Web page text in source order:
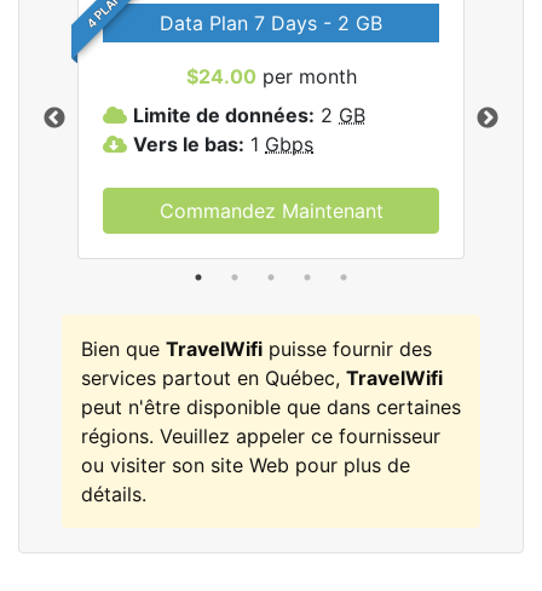
Data Plan 7 Days - 2 GB
$24.00 per month
Limite de données: 2 GB
Vers le bas: 1 Gbps
Commandez Maintenant
Bien que TravelWifi puisse fournir des
services partout en Québec, TravelWifi
peut n'être disponible que dans certaines
régions. Veuillez appeler ce fournisseur
ou visiter son site Web pour plus de
détails.